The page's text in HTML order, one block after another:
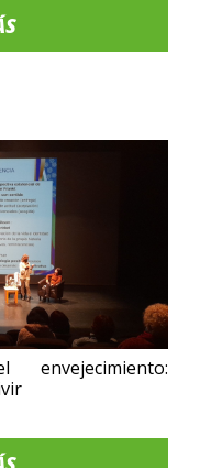
envejecimiento: